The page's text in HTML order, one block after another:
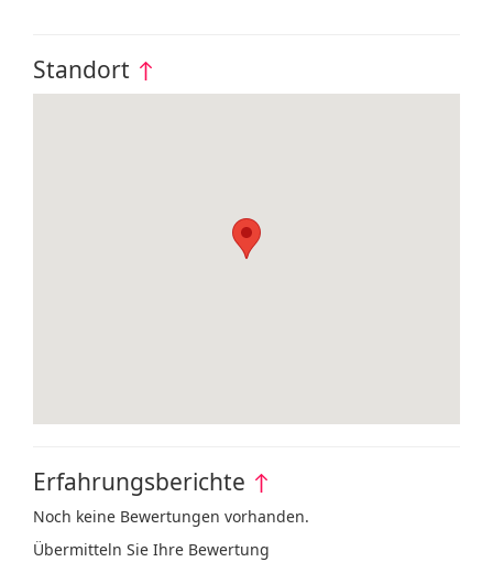
Standort ↑
Erfahrungsberichte ↑
Noch keine Bewertungen vorhanden.
Übermitteln Sie Ihre Bewertung